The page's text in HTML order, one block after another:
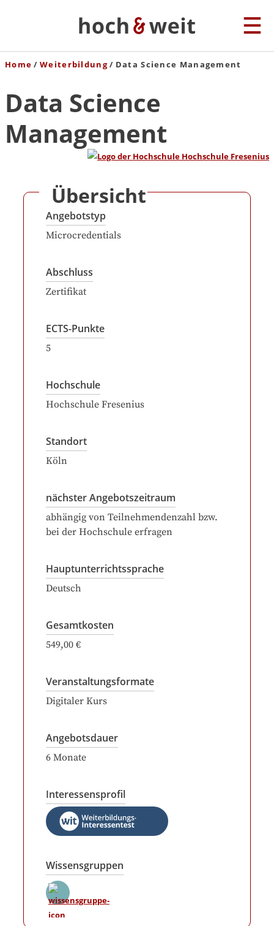
Home Weiterbildung Data Science Management
Data Science
Management
Übersicht
Angebotstyp
Microcredentials
Abschluss
Zertifikat
ECTS-Punkte
5
Hochschule
Hochschule Fresenius
Standort
Köln
nächster Angebotszeitraum
abhängig von Teilnehmendenzahl bzw.
bei der Hochschule erfragen
Hauptunterrichtssprache
Deutsch
Gesamtkosten
549,00 €
Veranstaltungsformate
Digitaler Kurs
Angebotsdauer
6 Monate
Interessensprofil
Wissensgruppen